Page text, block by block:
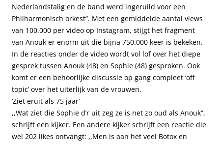
Nederlandstalig en de band werd ingeruild voor een
Philharmonisch orkest”. Met een gemiddelde aantal views
van 100.000 per video op Instagram, stijgt het fragment
van Anouk er enorm uit die bijna 750.000 keer is bekeken.
In de reacties onder de video wordt vol lof over het diepe
gesprek tussen Anouk (48) en Sophie (48) gesproken. Ook
komt er een behoorlijke discussie op gang compleet ‘off
topic’ over het uiterlijk van de vrouwen.
‘Ziet eruit als 75 jaar’
,,Wat ziet die Sophie d’r uit zeg ze is net zo oud als Anouk”,
schrijft een kijker. Een andere kijker schrijft een reactie die
wel 202 likes ontvangt: ,,Men is aan het veel Botox en